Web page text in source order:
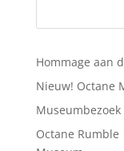
Hommage aan
Nieuw! Octane
Octane